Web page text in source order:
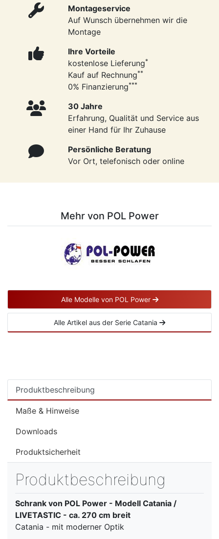
Montageservice
Auf Wunsch übernehmen wir die
Montage
Ihre Vorteile
kostenlose Lieferung*
Kauf auf Rechnung**
0% Finanzierung***
30 Jahre
Erfahrung, Qualität und Service aus
einer Hand für Ihr Zuhause
Persönliche Beratung
Vor Ort, telefonisch oder online
Mehr von POL Power
Alle Modelle von POL Power
Alle Artikel aus der Serie Catania
Produktbeschreibung
Maße & Hinweise
Downloads
Produktsicherheit
Produktbeschreibung
Schrank von POL Power - Modell Catania /
LIVETASTIC - ca. 270 cm breit
Catania - mit moderner Optik